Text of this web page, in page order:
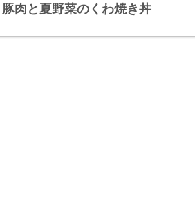
豚肉と夏野菜のくわ焼き丼